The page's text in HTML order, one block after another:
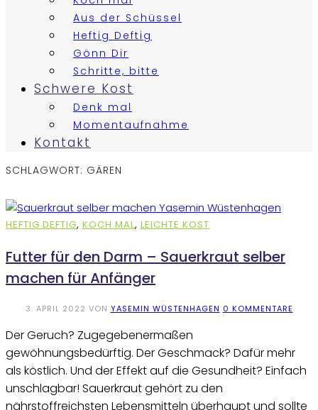
Aus der Schüssel
Heftig Deftig
Gönn Dir
Schritte, bitte
Schwere Kost
Denk mal
Momentaufnahme
Kontakt
SCHLAGWORT: GÄREN
HEFTIG DEFTIG, KOCH MAL, LEICHTE KOST
Futter für den Darm – Sauerkraut selber
machen für Anfänger
3. APRIL 2022 VON YASEMIN WÜSTENHAGEN 0 KOMMENTARE
Der Geruch? Zugegebenermaßen
gewöhnungsbedürftig. Der Geschmack? Dafür mehr
als köstlich. Und der Effekt auf die Gesundheit? Einfach
unschlagbar! Sauerkraut gehört zu den
nährstoffreichsten Lebensmitteln überhaupt und sollte